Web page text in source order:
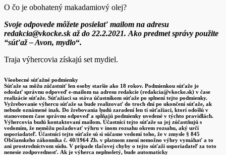
O čo je obohatený makadamiový olej?
Svoje odpovede môžete posielať mailom na adresu
redakcia@vkocke.sk až do 22.2.2021. Ako predmet správy použite
“súťaž – Avon, mydlo“.
Traja výhercovia získajú set mydiel.
Všeobecné súťažné podmienky
Súťaže sa môžu zúčastniť len osoby staršie ako 18 rokov. Podmienkou súťaže je
odoslať správnu odpoveď e-mailom na adresu redakcie (redakcia@vkocke.sk) v čase
realizácie súťaže. Súťažiaci sa stáva účastníkom súťaže po splnení tejto podmienky.
Vyžrebovanie výhercu súťaže sa bude realizovať do troch dní po ukončení súťaže, ak
nebude oznámené inak. Do žrebovania budú zaradení len tí súťažiaci, ktorí odošlú v
stanovenom čase správnu odpoveď a spĺňajú podmienky uvedené v týchto pravidlách.
Výhercovia budú kontaktovaní mailom. Účastníci tejto súťaže sa jej zúčastňujú s
vedomím, že nemôžu požadovať výhru v inom rozsahu okrem rozsahu, aký určí
usporiadateľ. Účastníci tejto súťaže sú si súčasne vedomí toho, že v zmysle § 845
Občianskeho zákonníka č. 40/1964 Zb. v platnom znení nemožno výhry vymáhať a to
ani prostredníctvom súdu. V prípade tlačovej chyby o tejto súťaži usporiadateľ za toto
nenesie zodpovednosť. Ak je výherca neplnoletý, bude automaticky